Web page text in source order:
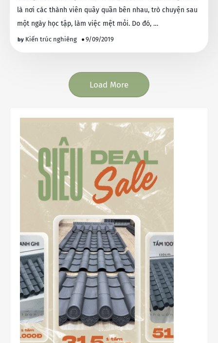
là nơi các thành viên quây quần bên nhau, trò chuyện sau
một ngày học tập, làm việc mệt mỏi. Do đó, …
Kiến trúc nghiêng 9/09/2019
Load More